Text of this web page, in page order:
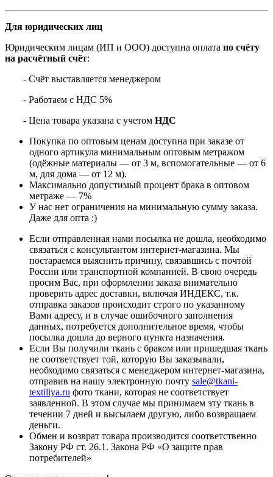
Для юридических лиц
Юридическим лицам (ИП и ООО) доступна оплата по счёту
на расчётный счёт:
- Счёт выставляется менеджером
- Работаем с НДС 5%
- Цена товара указана с учетом НДС
Покупка по оптовым ценам доступна при заказе от
одного артикула минимальным оптовым метражом
(одёжные материалы — от 3 м, вспомогательные — от 6
м, для дома — от 12 м).
Максимально допустимый процент брака в оптовом
метраже — 7%
У нас нет ограничения на минимальную сумму заказа.
Даже для опта :)
Если отправленная нами посылка не дошла, необходимо
связаться с консультантом интернет-магазина. Мы
постараемся выяснить причину, связавшись с почтой
России или транспортной компанией. В свою очередь
просим Вас, при оформлении заказа внимательно
проверить адрес доставки, включая ИНДЕКС, т.к.
отправка заказов происходит строго по указанному
Вами адресу, и в случае ошибочного заполнения
данных, потребуется дополнительное время, чтобы
посылка дошла до верного пункта назначения.
Если Вы получили ткань с браком или пришедшая ткань
не соответствует той, которую Вы заказывали,
необходимо связаться с менеджером интернет-магазина,
отправив на нашу электронную почту sale@tkani-
textiliya.ru фото ткани, которая не соответствует
заявленной. В этом случае мы принимаем эту ткань в
течении 7 дней и высылаем другую, либо возвращаем
деньги.
Обмен и возврат товара производится соответственно
Закону РФ ст. 26.1. Закона РФ «О защите прав
потребителей»